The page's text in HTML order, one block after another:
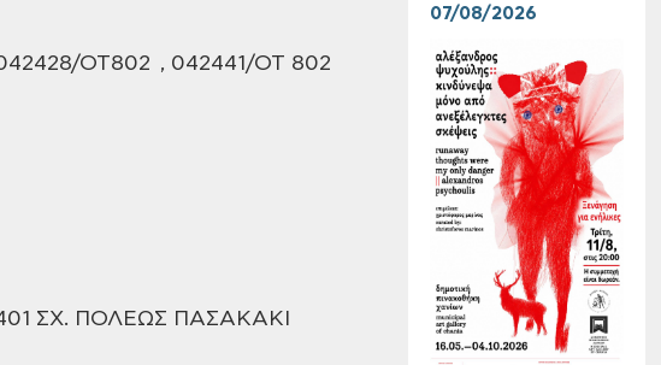
ΟΤ802 , 042441/ΟΤ 802
ΣΧ. ΠΟΛΕΩΣ ΠΑΣΑΚΑΚΙ
Συνεχίζονται οι
δωρεάν ξεναγήσεις
για ενήλικες στη
Δημοτική
Πινακοθήκη Χανίων:
Την Τρίτη 11/08
07/08/2026